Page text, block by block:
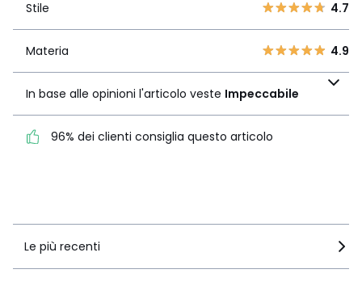
1 1
2
Impeccabile
96% dei clienti consiglia
Stile 4.7
Materia 4.9
In base alle opinioni l'articolo veste Impeccabile
96% dei clienti consiglia questo articolo
Le più recenti